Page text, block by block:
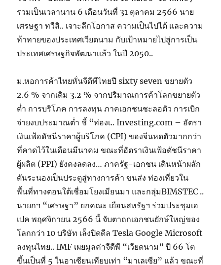
รวมเป็นเวลานาน 6 เดือนวันที่ 31 ตุลาคม 2566 นาย
เศรษฐา ทวีสิ.. เจาะลึกโอกาส ความเป็นไปได้ เเละความ
ท้าทายของประเทศเวียดนาม กับเป้าหมายไปสู่การเป็น
ประเทศเศรษฐกิจพัฒนาเเล้ว ในปี 2050..
ม.หอการค้าไทยหั่นจีดีพีไทยปี sixty seven ขยายตัว
2.6 % จากเดิม 3.2 % จากปริมาณการค้าโลกขยายตัว
ต่ำ การบริโภค การลงทุน ภาคเอกชนชะลอตัว การเบิก
จ่ายงบประมาณต่ำ ชี้ “ท่องเ.. Investing.com – อัตรา
เงินเฟ้อดัชนีราคาผู้บริโภค (CPI) ของจีนหดตัวมากกว่า
ที่คาดไว้ในเดือนมีนาคม ขณะที่อัตราเงินเฟ้อดัชนีราคา
ผู้ผลิต (PPI) ยังคงลดลง… ภาครัฐ-เอกชน เดินหน้าผลัก
ดันระนองเป็นประตูสู่ทางการค้า ขนส่ง ท่องเที่ยวใน
พื้นที่ทางตอนใต้เชื่อมโยงเมียนมา และกลุ่มBIMSTEC ..
นายกฯ “เศรษฐา” ยกคณะ เยือนสหรัฐฯ ร่วมประชุมเอ
เปค พฤศจิกายน 2566 นี้ จับตาถกเอกชนยักษ์ใหญ่ของ
โลกกว่า 10 บริษัท เล็งปิดดีล Tesla Google Microsoft
ลงทุนไทย.. IMF เผยมูลค่าจีดีพี “เวียดนาม” ปี 66 โต
ขึ้นเป็นที่ 5 ในอาเซียนเทียบเท่า “มาเลเซีย” แล้ว ขณะที่